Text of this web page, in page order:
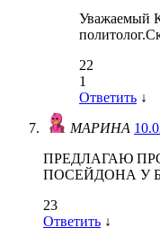
Уважаемый
22
1
Ответить ↓
МАРИНА
ПРЕДЛАГАЮ
ПОСЕЙДОНА У
23
Ответить ↓